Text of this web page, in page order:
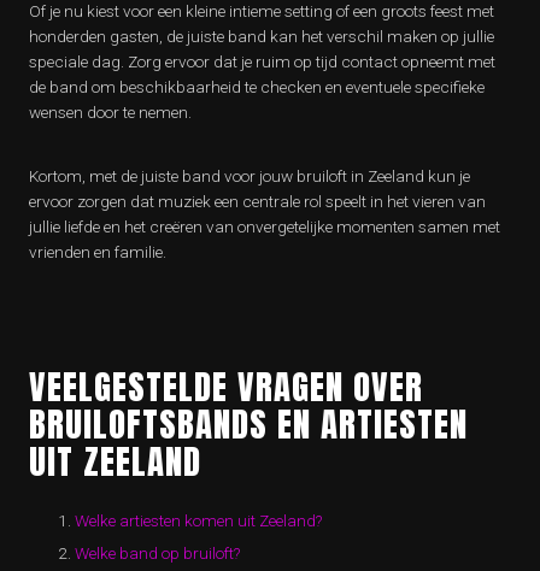
Of je nu kiest voor een kleine intieme setting of een groots feest met
honderden gasten, de juiste band kan het verschil maken op jullie
speciale dag. Zorg ervoor dat je ruim op tijd contact opneemt met
de band om beschikbaarheid te checken en eventuele specifieke
wensen door te nemen.
Kortom, met de juiste band voor jouw bruiloft in Zeeland kun je
ervoor zorgen dat muziek een centrale rol speelt in het vieren van
jullie liefde en het creëren van onvergetelijke momenten samen met
vrienden en familie.
VEELGESTELDE VRAGEN OVER
BRUILOFTSBANDS EN ARTIESTEN
UIT ZEELAND
Welke artiesten komen uit Zeeland?
Welke band op bruiloft?